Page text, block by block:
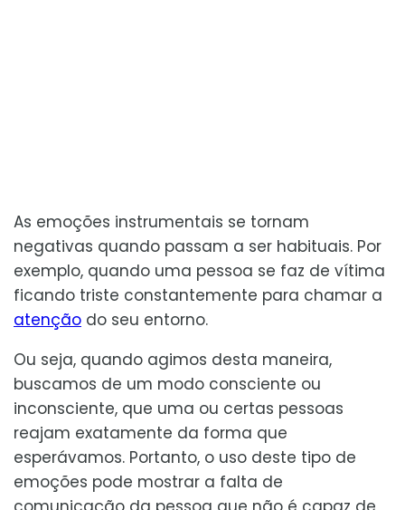
As emoções instrumentais se tornam
negativas quando passam a ser habituais. Por
exemplo, quando uma pessoa se faz de vítima
ficando triste constantemente para chamar a
atenção do seu entorno.
Ou seja, quando agimos desta maneira,
buscamos de um modo consciente ou
inconsciente, que uma ou certas pessoas
reajam exatamente da forma que
esperávamos. Portanto, o uso deste tipo de
emoções pode mostrar a falta de